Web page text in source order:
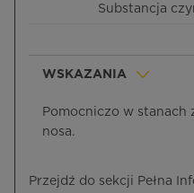
Substancja
WSKAZANIA
Pomocniczo w stanach
nosa.
Przejdź do sekcji Pełna